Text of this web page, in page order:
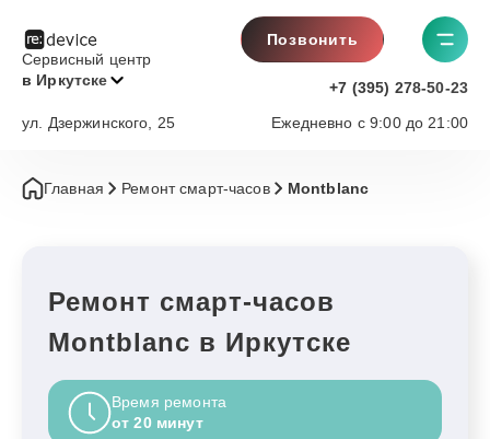
Сервисный центр
в Иркутске
Позвонить
+7 (395) 278-50-23
Ежедневно с 9:00 до 21:00
ул. Дзержинского, 25
Главная Ремонт смарт-часов Montblanc
Ремонт смарт-часов
Montblanc в Иркутске
Время ремонта
от 20 минут